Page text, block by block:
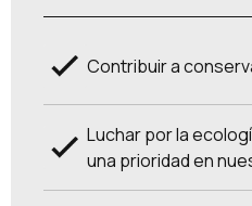
Contribuir a
Luchar por la
una prioridad en